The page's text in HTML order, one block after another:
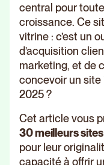
central pour
croissance. Ce
vitrine : c’est un
d’acquisition
marketing, et de
concevoir un site
2025 ?
Cet article vous
30 meilleurs
pour leur
capacité à offrir